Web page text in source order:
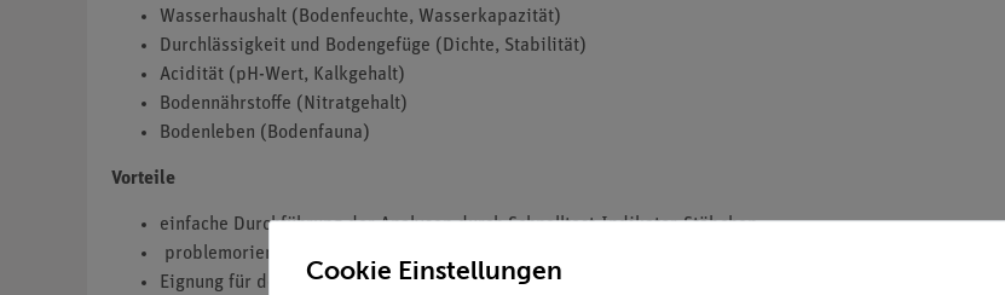
Wasserhaushalt (Bodenfeuchte, Wasserkapazität)
Durchlässigkeit und Bodengefüge (Dichte, Stabilität)
Acidität (pH-Wert, Kalkgehalt)
Bodennährstoffe (Nitratgehalt)
Bodenleben (Bodenfauna)
Vorteile
einfache Durchführung der Analysen durch Schnelltest-Indikator-Stäbchen
problemorientierte Untersuchungsverfahren zur Ermittlung z. B. der Bodenversauerung, Kalkbedarf,
Eignung für den Biologie-, Geographie- und Chemieunterricht sowie den fächerübergreifenden
Cookie Einstellungen